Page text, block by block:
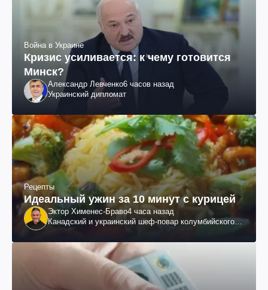
Война в Украине
Кризис усиливается: к чему готовится
Минск?
Александр Левченко6 часов назад
Украинский дипломат
Рецепты
Идеальный ужин за 10 минут с курицей
Эктор Хименес-Браво4 часа назад
Канадский и украинский шеф-повар колумбийского